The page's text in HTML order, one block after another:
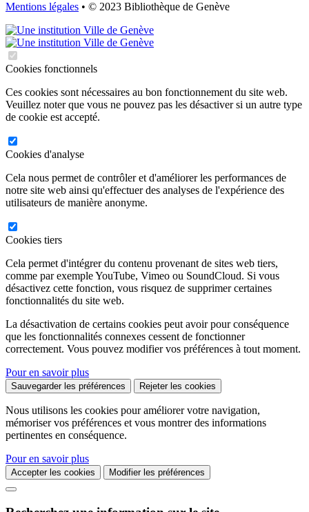
Mentions légales • © 2023 Bibliothèque de Genève
Cookies fonctionnels
Ces cookies sont nécessaires au bon fonctionnement du site web.
Veuillez noter que vous ne pouvez pas les désactiver si un autre type
de cookie est accepté.
Cookies d'analyse
Cela nous permet de contrôler et d'améliorer les performances de
notre site web ainsi qu'effectuer des analyses de l'expérience des
utilisateurs de manière anonyme.
Cookies tiers
Cela permet d'intégrer du contenu provenant de sites web tiers,
comme par exemple YouTube, Vimeo ou SoundCloud. Si vous
désactivez cette fonction, vous risquez de supprimer certaines
fonctionnalités du site web.
La désactivation de certains cookies peut avoir pour conséquence
que les fonctionnalités connexes cessent de fonctionner
correctement. Vous pouvez modifier vos préférences à tout moment.
Pour en savoir plus
Sauvegarder les préférences Rejeter les cookies
Nous utilisons les cookies pour améliorer votre navigation,
mémoriser vos préférences et vous montrer des informations
pertinentes en conséquence.
Pour en savoir plus
Accepter les cookies Modifier les préférences